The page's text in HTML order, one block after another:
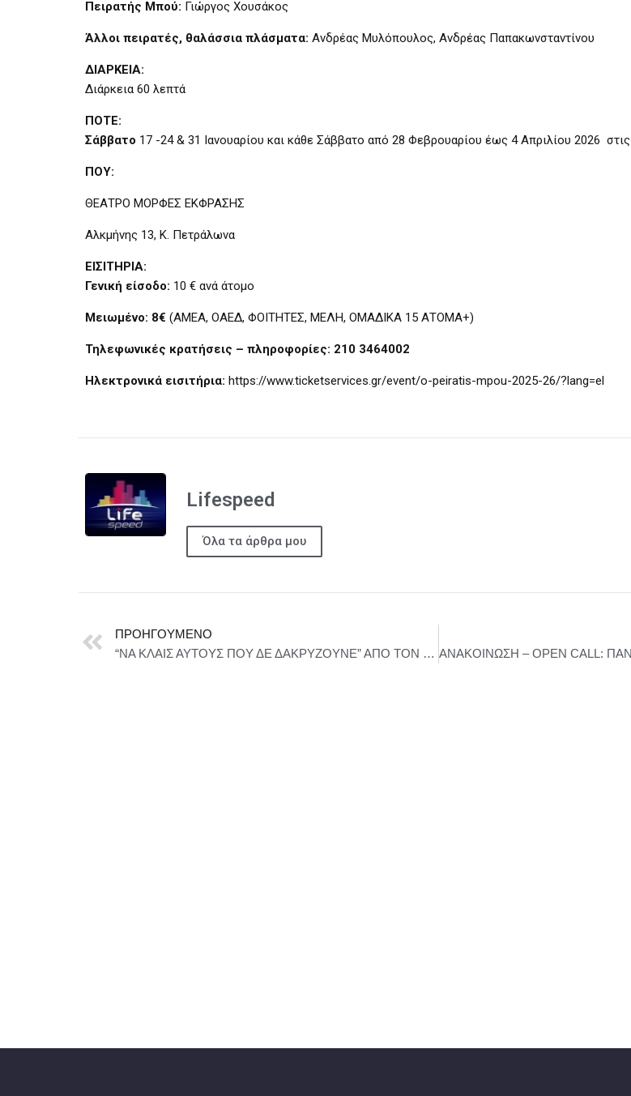
Πειρατής Μπού: Γιώργος Χουσάκος
Άλλοι πειρατές, θαλάσσια πλάσματα: Ανδρέας Μυλόπουλος, Ανδρέας Παπακωνσταντίνου
ΔΙΑΡΚΕΙΑ:
Διάρκεια 60 λεπτά
ΠΟΤΕ:
Σάββατο 17 -24 & 31 Ιανουαρίου και κάθε Σάββατο από 28 Φεβρουαρίου έως 4 Απριλίου 2026 στις
ΠΟΥ:
ΘΕΑΤΡΟ ΜΟΡΦΕΣ ΕΚΦΡΑΣΗΣ
Αλκμήνης 13, Κ. Πετράλωνα
ΕΙΣΙΤΗΡΙΑ:
Γενική είσοδο: 10 € ανά άτομο
Μειωμένο: 8€ (ΑΜΕΑ, ΟΑΕΔ, ΦΟΙΤΗΤΕΣ, ΜΕΛΗ, ΟΜΑΔΙΚΑ 15 ΑΤΟΜΑ+)
Τηλεφωνικές κρατήσεις – πληροφορίες: 210 3464002
Ηλεκτρονικά εισιτήρια: https://www.ticketservices.gr/event/o-peiratis-mpou-2025-26/?lang=el
Lifespeed
Όλα τα άρθρα μου
ΠΡΟΗΓΟΎΜΕΝΟ
“ΝΑ ΚΛΑΙΣ ΑΥΤΟΥΣ ΠΟΥ ΔΕ ΔΑΚΡΥΖΟΥΝΕ” ΑΠΟ ΤΟΝ ΚΩΣΤΑ ΜΑΚΕΔΟΝΑ (ΜΟΥΣΙΚΗ: ΓΙΑΝΝΗΣ ΧΡΙΣΤΟΔΟΥΛΟΠΟΥΛΟΣ/ΣΤΙΧΟΙ: ΛΕΥΤΕΡΗΣ ΠΑΠΑΔΟΠΟΥΛΟΣ)